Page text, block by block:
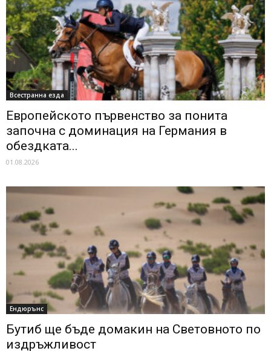
Всестранна езда
Европейското първенство за понита
започна с доминация на Германия в
обездката...
01.08.2026
Ендюрънс
Бутиб ще бъде домакин на Световното по
издръжливост